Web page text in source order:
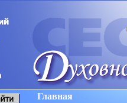
Главная